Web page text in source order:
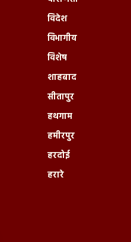
विदेश
विभागीय
विशेष
शाहबाद
सीतापुर
हथगाम
हमीरपुर
हरदोई
हरारे